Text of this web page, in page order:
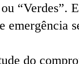
“Verdes”.
emergência
do